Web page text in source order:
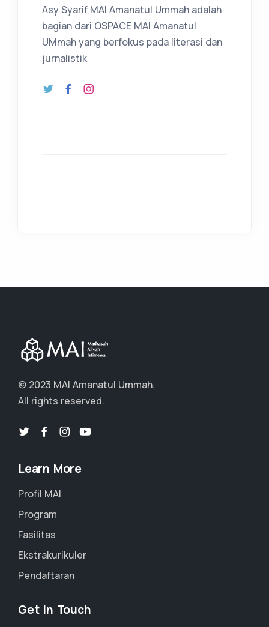
Asy Syarif MAI Amanatul Ummah adalah
bagian dari OSPACE MAI Amanatul
UMmah yang berfokus pada literasi dan
jurnalistik
© 2023 MAI Amanatul Ummah.
All rights reserved.
Learn More
Profil MAI
Program
Fasilitas
Ekstrakurikuler
Pendaftaran
Get in Touch